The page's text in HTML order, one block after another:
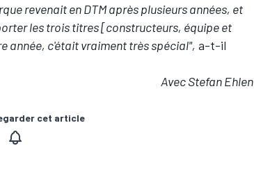
revenait en DTM après plusieurs années, et
les trois titres [constructeurs, équipe et
année, c'était vraiment très spécial", a-t-il
Avec Stefan Ehlen
cet article